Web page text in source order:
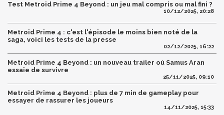
Test Metroid Prime 4 Beyond : un jeu mal compris ou mal fini ?
10/12/2025, 20:28
Metroid Prime 4 : c'est l'épisode le moins bien noté de la
saga, voici les tests de la presse
02/12/2025, 16:22
Metroid Prime 4 Beyond : un nouveau trailer où Samus Aran
essaie de survivre
25/11/2025, 09:10
Metroid Prime 4 Beyond : plus de 7 min de gameplay pour
essayer de rassurer les joueurs
14/11/2025, 15:33